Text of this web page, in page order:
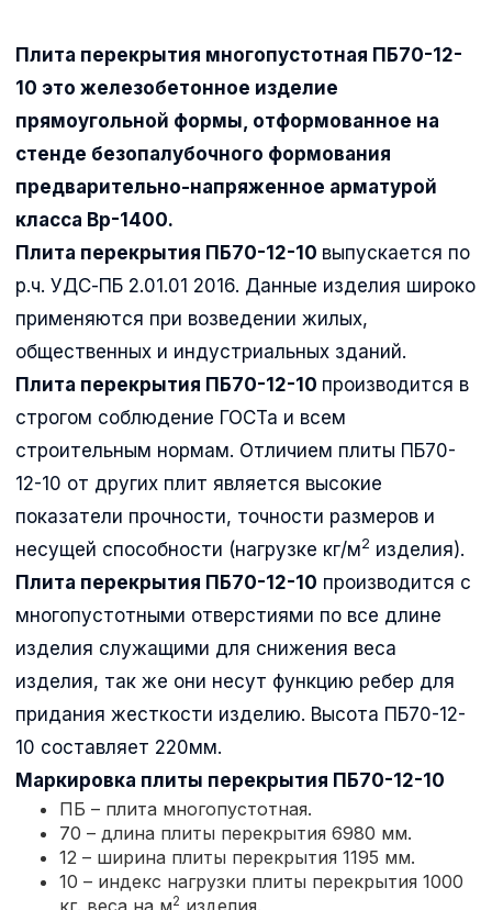
Плита перекрытия многопустотная ПБ70-12-
10 это железобетонное изделие
прямоугольной формы, отформованное на
стенде безопалубочного формования
предварительно-напряженное арматурой
класса Вр-1400.
Плита перекрытия ПБ70-12-10 выпускается по
р.ч. УДС-ПБ 2.01.01 2016. Данные изделия широко
применяются при возведении жилых,
общественных и индустриальных зданий.
Плита перекрытия ПБ70-12-10 производится в
строгом соблюдение ГОСТа и всем
строительным нормам. Отличием плиты ПБ70-
12-10 от других плит является высокие
показатели прочности, точности размеров и
несущей способности (нагрузке кг/м2 изделия).
Плита перекрытия ПБ70-12-10 производится с
многопустотными отверстиями по все длине
изделия служащими для снижения веса
изделия, так же они несут функцию ребер для
придания жесткости изделию. Высота ПБ70-12-
10 составляет 220мм.
Маркировка плиты перекрытия ПБ70-12-10
ПБ – плита многопустотная.
70 – длина плиты перекрытия 6980 мм.
12 – ширина плиты перекрытия 1195 мм.
10 – индекс нагрузки плиты перекрытия 1000
кг. веса на м2 изделия.